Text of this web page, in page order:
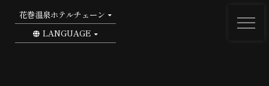
花巻温泉ホテルチェーン
LANGUAGE